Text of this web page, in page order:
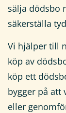
sälja dödsbo
säkerställa
Vi hjälper till
köp av
köp ett
bygger på att
eller